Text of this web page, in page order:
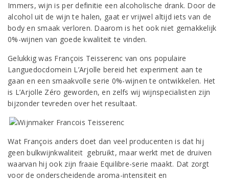
Immers, wijn is per definitie een alcoholische drank. Door de
alcohol uit de wijn te halen, gaat er vrijwel altijd iets van de
body en smaak verloren. Daarom is het ook niet gemakkelijk
0%-wijnen van goede kwaliteit te vinden.
Gelukkig was François Teisserenc van ons populaire
Languedocdomein L’Arjolle bereid het experiment aan te
gaan en een smaakvolle serie 0%-wijnen te ontwikkelen. Het
is L’Arjolle Zéro geworden, en zelfs wij wijnspecialisten zijn
bijzonder tevreden over het resultaat.
Wat François anders doet dan veel producenten is dat hij
geen bulkwijnkwaliteit gebruikt, maar werkt met de druiven
waarvan hij ook zijn fraaie Equilibre-serie maakt. Dat zorgt
voor de onderscheidende aroma-intensiteit en